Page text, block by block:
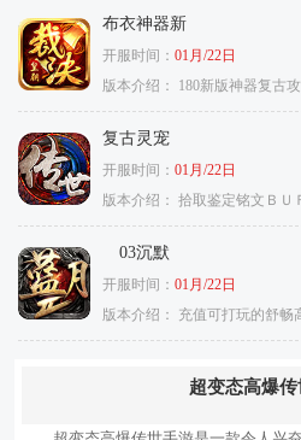
布衣神器新
开服时间： 01月/22日
版本介绍：
180新版神器复古攻
复古灵宠
开服时间： 01月/22日
版本介绍： 拾取鉴定铭文ＢＵＦ
03沉默
开服时间： 01月/22日
版本介绍：
充值可打玩的舒畅
超变态高爆